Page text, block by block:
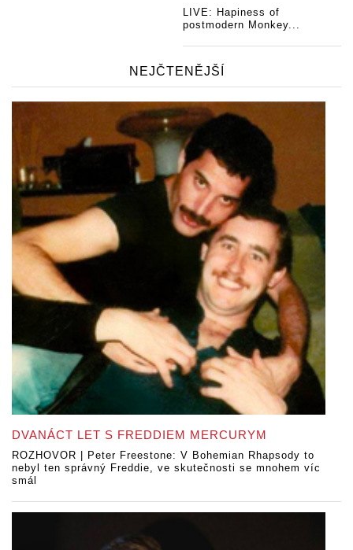
LIVE: Hapiness of
postmodern Monkey...
NEJČTENĚJŠÍ
DVANÁCT LET S FREDDIEM MERCURYM
ROZHOVOR | Peter Freestone: V Bohemian Rhapsody to
nebyl ten správný Freddie, ve skutečnosti se mnohem víc
smál